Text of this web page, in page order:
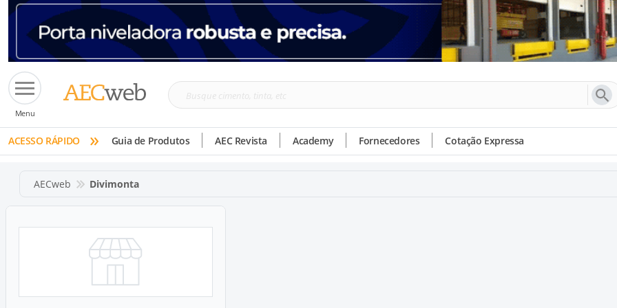
Menu
Busque
tinta,
etc
ACESSO RÁPIDO » Guia de Produtos AEC Revista Academy Fornecedores Cotação Expressa
AECweb Divimonta